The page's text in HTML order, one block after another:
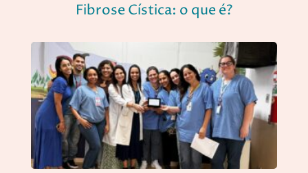
Fibrose Cística: o que é?